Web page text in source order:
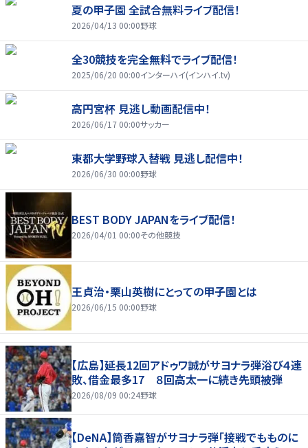
夏の甲子園 全試合無料ライブ配信！
2026/04/13 00:00野球
全30競技を完全無料でライブ配信！
2025/06/20 00:00インターハイ(インハイ.tv)
高円宮杯 見逃し動画配信中！
2026/06/17 00:00サッカー
東都大学野球入替戦 見逃し配信中！
2026/06/30 00:00野球
BEST BODY JAPANをライブ配信！
2026/04/01 00:00その他競技
王貞治・栗山英樹にとっての甲子園とは
2026/06/15 00:00野球
【広島】延長12回アドゥワ誠がサヨナラ弾浴び４連
敗、借金最多17 ８回高太一に続き先頭被弾
2026/08/09 00:24野球
【DeNA】筒香嘉智がサヨナラ弾「接戦でもものに